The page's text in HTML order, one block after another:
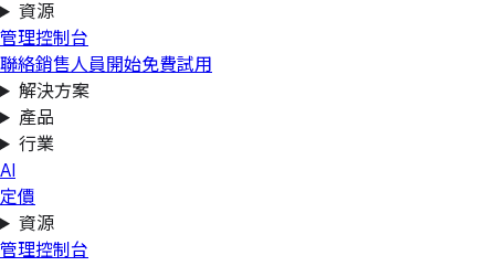
資源
管理控制台
聯絡銷售人員開始免費試用
解決方案
產品
行業
AI
定價
資源
管理控制台